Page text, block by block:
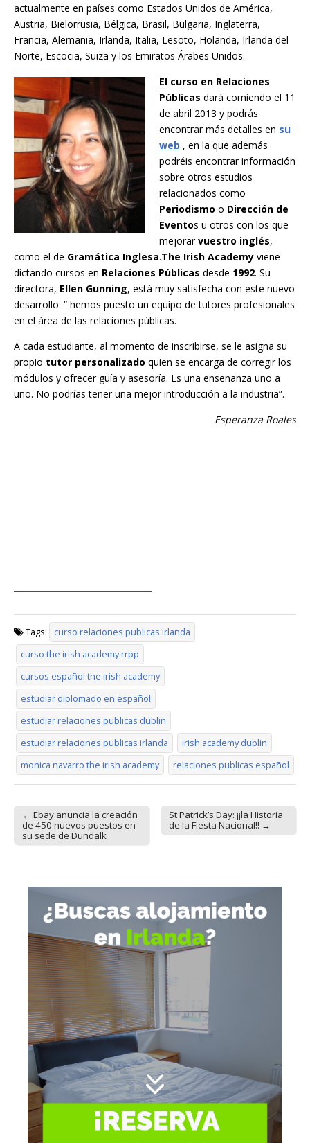
actualmente en países como Estados Unidos de América,
Austria, Bielorrusia, Bélgica, Brasil, Bulgaria, Inglaterra,
Francia, Alemania, Irlanda, Italia, Lesoto, Holanda, Irlanda del
Norte, Escocia, Suiza y los Emiratos Árabes Unidos.
El curso en Relaciones
Públicas dará comiendo el 11
de abril 2013 y podrás
encontrar más detalles en su
web , en la que además
podréis encontrar información
sobre otros estudios
relacionados como
Periodismo o Dirección de
Eventos u otros con los que
mejorarvuestro inglés,
como el de Gramática Inglesa.The Irish Academy viene
dictando cursos en Relaciones Públicas desde 1992. Su
directora, Ellen Gunning, está muy satisfecha con este nuevo
desarrollo: “ hemos puesto un equipo de tutores profesionales
en el área de las relaciones públicas.
A cada estudiante, al momento de inscribirse, se le asigna su
propio tutor personalizado quien se encarga de corregir los
módulos y ofrecer guía y asesoría. Es una enseñanza uno a
uno. No podrías tener una mejor introducción a la industria”.
Esperanza Roales
Tags:
curso relaciones publicas irlanda
curso the irish academy rrpp
cursos español the irish academy
estudiar diplomado en español
estudiar relaciones publicas dublin
estudiar relaciones publicas irlanda
irish academy dublin
monica navarro the irish academy
relaciones publicas español
Post navigation
← Ebay anuncia la creación
de 450 nuevos puestos en
su sede de Dundalk
St Patrick’s Day: ¡¡la Historia
de la Fiesta Nacional!! →